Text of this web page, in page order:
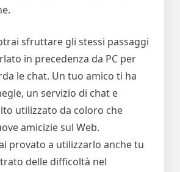
sfruttare gli stessi passaggi
in precedenza da PC per
le chat. Un tuo amico ti ha
un servizio di chat e
utilizzato da coloro che
amicizie sul Web.
provato a utilizzarlo anche tu
delle difficoltà nel